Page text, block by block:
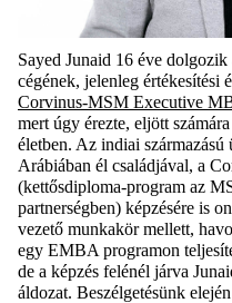
Sayed Junaid 16 éve
cégének, jelenleg értékesítési
Corvinus-MSM Executive
mert úgy érezte, eljött
életben. Az indiai
Arábiában él családjával, a
(kettősdiploma-program az
partnerségben) képzésére is
vezető munkakör mellett,
egy EMBA programon
de a képzés felénél járva
áldozat. Beszélgetésünk